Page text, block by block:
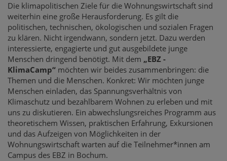
Die klimapolitischen Ziele für die Wohnungswirtschaft sind
weiterhin eine große Herausforderung. Es gilt die
politischen, technischen, ökologischen und sozialen Fragen
zu klären. Nicht irgendwann, sondern jetzt. Dazu werden
interessierte, engagierte und gut ausgebildete junge
Menschen dringend benötigt. Mit dem „EBZ -
KlimaCamp“ möchten wir beides zusammenbringen: die
Themen und die Menschen. Konkret: Wir möchten junge
Menschen einladen, das Spannungsverhältnis von
Klimaschutz und bezahlbarem Wohnen zu erleben und mit
uns zu diskutieren. Ein abwechslungsreiches Programm aus
theoretischem Wissen, praktischen Erfahrung, Exkursionen
und das Aufzeigen von Möglichkeiten in der
Wohnungswirtschaft warten auf die Teilnehmer*innen am
Campus des EBZ in Bochum.